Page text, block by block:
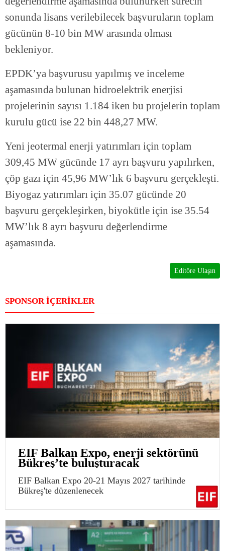
sonunda lisans verilebilecek başvuruların toplam
gücünün 8-10 bin MW arasında olması
bekleniyor.
EPDK’ya başvurusu yapılmış ve inceleme
aşamasında bulunan hidroelektrik enerjisi
projelerinin sayısı 1.184 iken bu projelerin toplam
kurulu gücü ise 22 bin 448,27 MW.
Yeni jeotermal enerji yatırımları için toplam
309,45 MW gücünde 17 ayrı başvuru yapılırken,
çöp gazı için 45,96 MW’lık 6 başvuru gerçekleşti.
Biyogaz yatırımları için 35.07 gücünde 20
başvuru gerçekleşirken, biyokütle için ise 35.54
MW’lık 8 ayrı başvuru değerlendirme
aşamasında.
Editöre Ulaşın
SPONSOR İÇERİKLER
EIF Balkan Expo, enerji sektörünü
Bükreş’te buluşturacak
EIF Balkan Expo 20-21 Mayıs 2027 tarihinde
Bükreş'te düzenlenecek